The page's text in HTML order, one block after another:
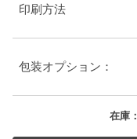
印刷方法
包装オプション：
在庫：